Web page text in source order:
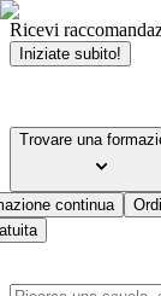
Ricevi
Iniziate subito!
Trovare una
continua